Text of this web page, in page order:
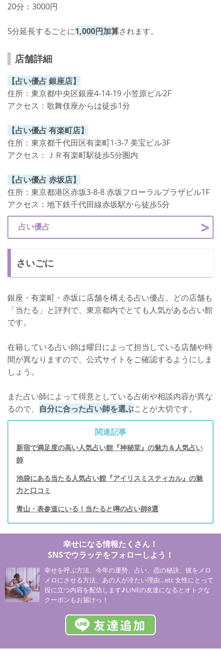
20分：3000円
5分延長するごとに1,000円加算されます。
店舗詳細
【占い優占 銀座店】
住所：東京都中央区銀座4-14-19 小笠原ビル2F
アクセス：歌舞伎座からは徒歩1分
【占い優占 有楽町店】
住所：東京都千代田区有楽町1-3-7 美宝ビル3F
アクセス：ＪＲ有楽町駅徒歩5分圏内
【占い優占 赤坂店】
住所：東京都港区赤坂3-8-8 赤坂フローラルプラザビル1F
アクセス：地下鉄千代田線赤坂駅から徒歩5分
占い優占
さいごに
銀座・有楽町・赤坂に店舗を構える占い優占。どの店舗も
「当たる」と評判で、東京都内でとても人気がある占い館
です。
在籍している占い師は曜日によって担当している店舗や時
間が異なりますので、公式サイトをご確認するようにしま
しょう。
また占い師によって得意としている占術や相談内容が異な
るので、 自分に合った占い師を選ぶことが大切です。
関連記事
新宿で満足度の高い人気占い館『神秘堂』の魅力＆人気占い
師
池袋にある当たる人気占い館『アイリスミスティカル』の魅
力と口コミ
青山・表参道にいる！当たると噂の占い師8選
幸せになる情報たくさん！
SNSでウラッテをフォローしよう！
幸せを呼ぶ方法、今年の運勢、占い、恋の秘訣、彼をメロ
メロにさせる方法、あの人が冷たい理由…etc 女性にとって
役に立つ内容を配信します♪LINEの友達になるとオトクな
クーポンもお届けっ！